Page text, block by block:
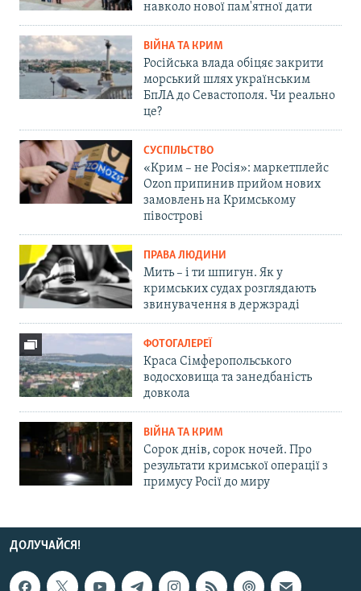
навколо нової пам'ятної дати
ВІЙНА ТА КРИМ
Російська влада обіцяє закрити
морський шлях українським
БпЛА до Севастополя. Чи реально
це?
СУСПІЛЬСТВО
«Крим – не Росія»: маркетплейс
Ozon припинив прийом нових
замовлень на Кримському
півострові
ПРАВА ЛЮДИНИ
Мить – і ти шпигун. Як у
кримських судах розглядають
звинувачення в держзраді
ФОТОГАЛЕРЕЇ
Краса Сімферопольського
водосховища та занедбаність
довкола
ВІЙНА ТА КРИМ
Сорок днів, сорок ночей. Про
результати кримської операції з
примусу Росії до миру
ДОЛУЧАЙСЯ!